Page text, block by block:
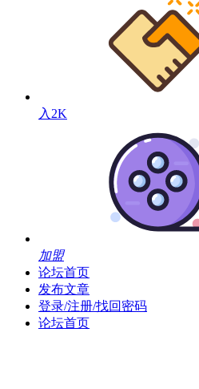
入2K
加盟
论坛首页
发布文章
登录/注册/找回密码
论坛首页